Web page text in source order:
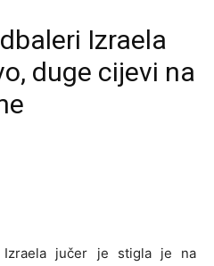
Izraela
duge cijevi na
Izraela jučer je stigla je na